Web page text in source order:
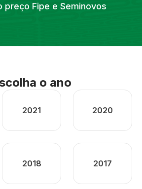
preço Fipe e Seminovos
o ano
2021 2020
2018 2017